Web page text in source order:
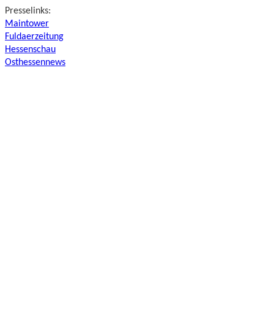
Presselinks:
Maintower
Fuldaerzeitung
Hessenschau
Osthessennews